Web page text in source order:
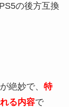
の後方互換
絶妙で、 特
る内容で